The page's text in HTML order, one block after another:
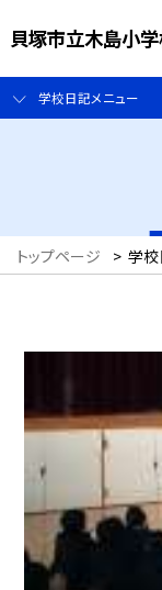
貝塚市立木島小
学校日記メニュー
トップページ > 学